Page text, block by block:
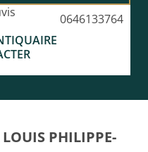
0646133764
PHILIPPE-